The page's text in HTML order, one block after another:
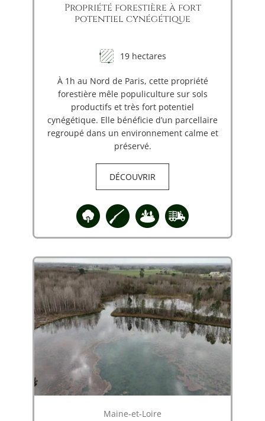
Propriété forestière à fort
potentiel cynégétique
19 hectares
À 1h au Nord de Paris, cette propriété
forestière mêle populiculture sur sols
productifs et très fort potentiel
cynégétique. Elle bénéficie d’un parcellaire
regroupé dans un environnement calme et
préservé.
DÉCOUVRIR
Maine-et-Loire